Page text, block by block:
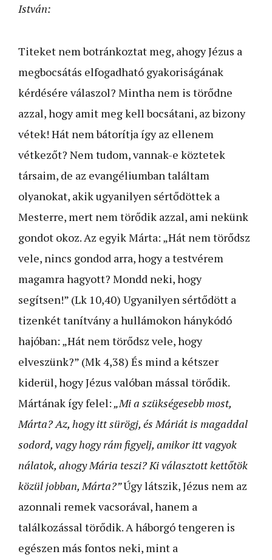
István:
Titeket nem botránkoztat meg, ahogy Jézus a
megbocsátás elfogadható gyakoriságának
kérdésére válaszol? Mintha nem is törődne
azzal, hogy amit meg kell bocsátani, az bizony
vétek! Hát nem bátorítja így az ellenem
vétkezőt? Nem tudom, vannak-e köztetek
társaim, de az evangéliumban találtam
olyanokat, akik ugyanilyen sértődöttek a
Mesterre, mert nem törődik azzal, ami nekünk
gondot okoz. Az egyik Márta: „Hát nem törődsz
vele, nincs gondod arra, hogy a testvérem
magamra hagyott? Mondd neki, hogy
segítsen!” (Lk 10,40) Ugyanilyen sértődött a
tizenkét tanítvány a hullámokon hánykódó
hajóban: „Hát nem törődsz vele, hogy
elveszünk?” (Mk 4,38) És mind a kétszer
kiderül, hogy Jézus valóban mással törődik.
Mártának így felel:„Mi a szükségesebb most,
Márta? Az, hogy itt sürögj, és Máriát is magaddal
sodord, vagy hogy rám figyelj, amikor itt vagyok
nálatok, ahogy Mária teszi? Ki választott kettőtök
közül jobban, Márta?”Úgy látszik, Jézus nem az
azonnali remek vacsorával, hanem a
találkozással törődik. A háborgó tengeren is
egészen más fontos neki, mint a